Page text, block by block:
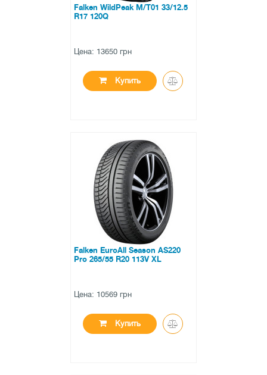
Falken WildPeak M/T01 33/12.5
R17 120Q
Цена: 13650 грн
Купить
в наличии
0 отзывов
Falken EuroAll Season AS220
Pro 265/55 R20 113V XL
Цена: 10569 грн
Купить